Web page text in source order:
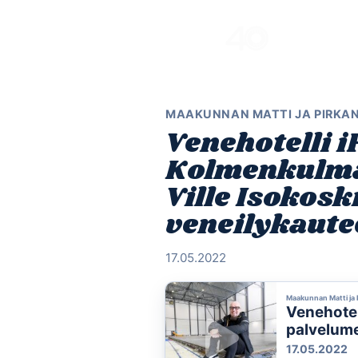
MAAKUNNAN MATTI JA
Venehotelli
Ville
17.05.2022
Maakunnan Matti ja
17.05.2022